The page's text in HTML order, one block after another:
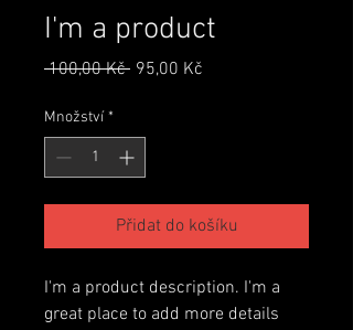
I'm a product
100,00 Kč Běžná
95,00 Kč
Množství *
Přidat do košíku
I'm a product description. I'm a
great place to add more details